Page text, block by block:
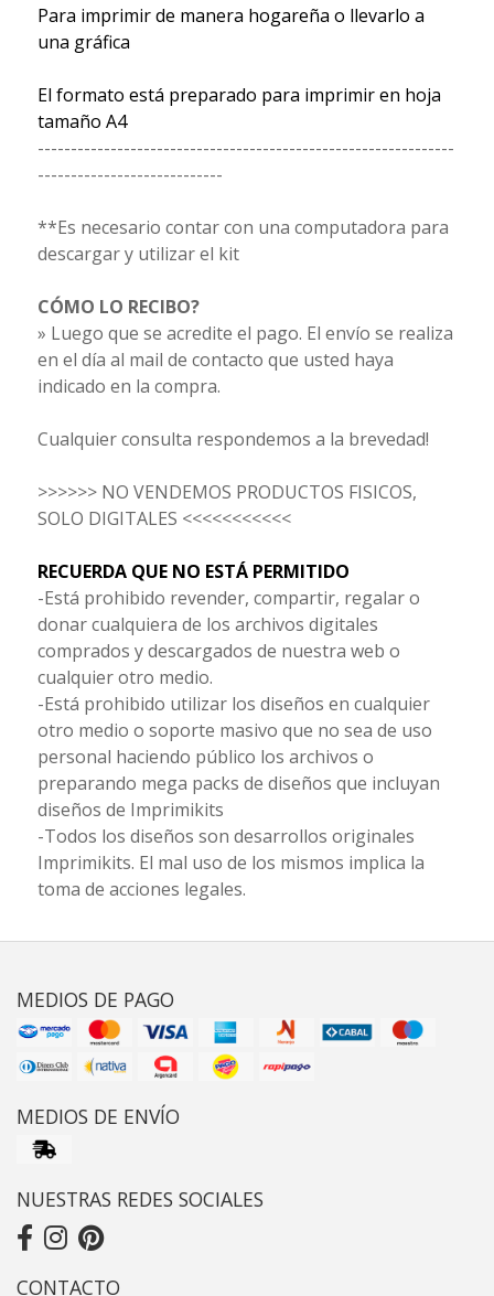
Para imprimir de manera hogareña o llevarlo a
una gráfica
El formato está preparado para imprimir en hoja
tamaño A4
---------------------------------------------------------------
----------------------------
**Es necesario contar con una computadora para
descargar y utilizar el kit
CÓMO LO RECIBO?
» Luego que se acredite el pago. El envío se realiza
en el día al mail de contacto que usted haya
indicado en la compra.
Cualquier consulta respondemos a la brevedad!
>>>>>> NO VENDEMOS PRODUCTOS FISICOS,
SOLO DIGITALES <<<<<<<<<<<
RECUERDA QUE NO ESTÁ PERMITIDO
-Está prohibido revender, compartir, regalar o
donar cualquiera de los archivos digitales
comprados y descargados de nuestra web o
cualquier otro medio.
-Está prohibido utilizar los diseños en cualquier
otro medio o soporte masivo que no sea de uso
personal haciendo público los archivos o
preparando mega packs de diseños que incluyan
diseños de Imprimikits
-Todos los diseños son desarrollos originales
Imprimikits. El mal uso de los mismos implica la
toma de acciones legales.
MEDIOS DE PAGO
MEDIOS DE ENVÍO
NUESTRAS REDES SOCIALES
CONTACTO